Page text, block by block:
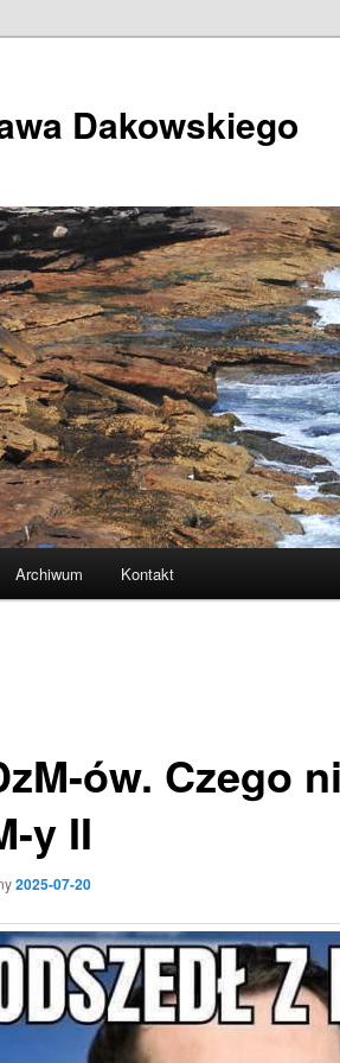
Dakowskiego
Archiwum Kontakt
ów. Czego
y II
2025-07-20